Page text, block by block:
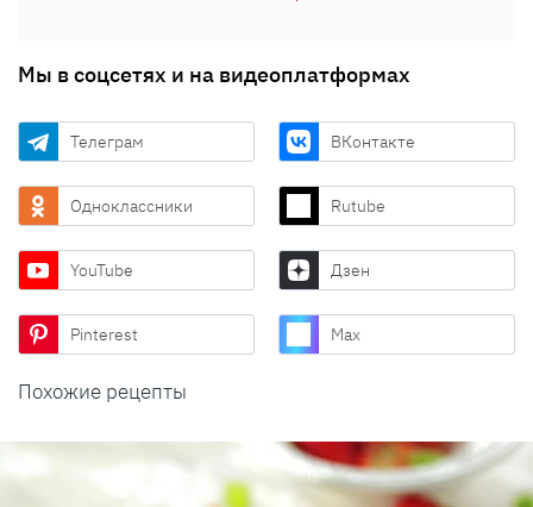
Мы в соцсетях и на видеоплатформах
Телеграм ВКонтакте
Одноклассники Rutube
YouTube Дзен
Pinterest Max
Похожие рецепты